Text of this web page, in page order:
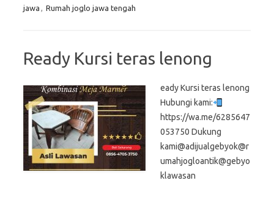
jawa , Rumah joglo jawa tengah
Ready Kursi teras lenong
eady Kursi teras lenong
Hubungi kami:
https://wa.me/6285647
053750 Dukung
kami@adijualgebyok@r
umahjogloantik@gebyo
klawasan